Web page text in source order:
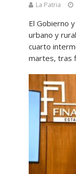
La Patria
El Gobierno
urbano y
cuarto
martes, tras